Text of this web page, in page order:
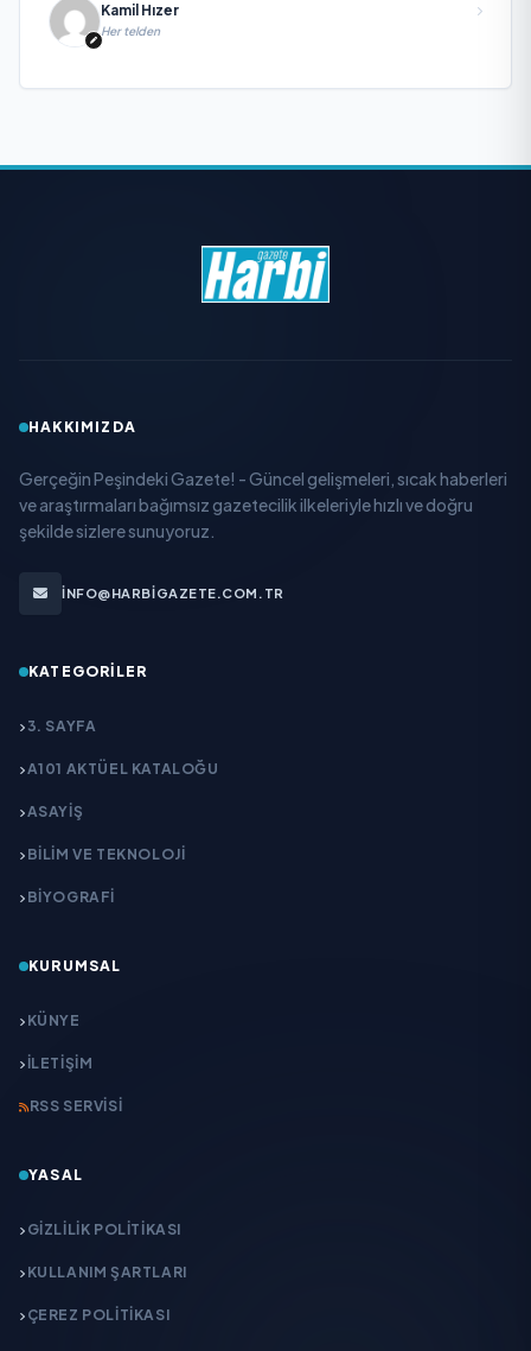
Kamil Hızer
Her telden
HAKKIMIZDA
Gerçeğin Peşindeki Gazete! - Güncel gelişmeleri, sıcak haberleri
ve araştırmaları bağımsız gazetecilik ilkeleriyle hızlı ve doğru
şekilde sizlere sunuyoruz.
INFO@HARBIGAZETE.COM.TR
KATEGORILER
3. SAYFA
A101 AKTÜEL KATALOĞU
ASAYİŞ
BİLİM VE TEKNOLOJİ
BİYOGRAFİ
KURUMSAL
KÜNYE
İLETIŞIM
RSS SERVISI
YASAL
GIZLILIK POLITIKASI
KULLANIM ŞARTLARI
ÇEREZ POLITIKASI